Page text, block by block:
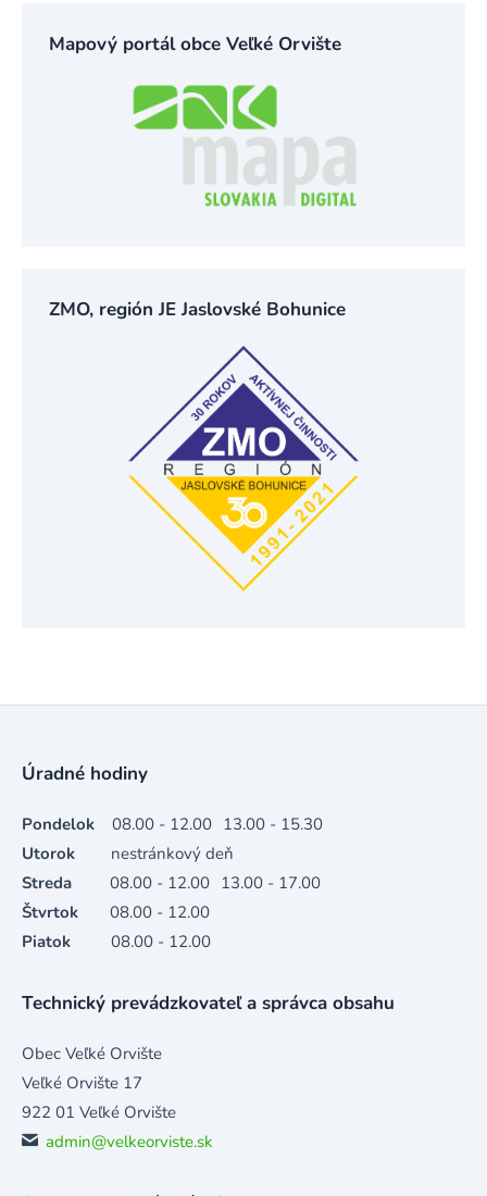
Mapový portál obce Veľké Orvište
ZMO, región JE Jaslovské Bohunice
Úradné hodiny
Pondelok 08.00 - 12.00 13.00 - 15.30
Utorok
nestránkový deň
Streda
08.00 - 12.00 13.00 - 17.00
Štvrtok
08.00 - 12.00
Piatok
08.00 - 12.00
Technický prevádzkovateľ a správca obsahu
Obec Veľké Orvište
Veľké Orvište 17
922 01 Veľké Orvište
admin@velkeorviste.sk